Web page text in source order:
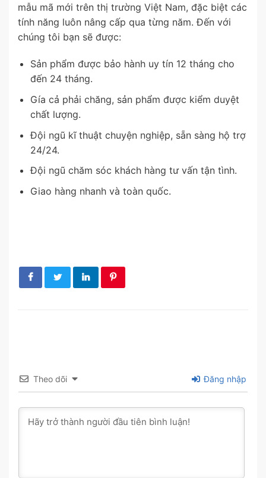
mẫu mã mới trên thị trường Việt Nam, đặc biệt các
tính năng luôn nâng cấp qua từng năm. Đến với
chúng tôi bạn sẽ được:
Sản phẩm được bảo hành uy tín 12 tháng cho
đến 24 tháng.
Gía cả phải chăng, sản phẩm được kiểm duyệt
chất lượng.
Đội ngũ kĩ thuật chuyện nghiệp, sẵn sàng hộ trợ
24/24.
Đội ngũ chăm sóc khách hàng tư vấn tận tình.
Giao hàng nhanh và toàn quốc.
Theo dõi Đăng nhập